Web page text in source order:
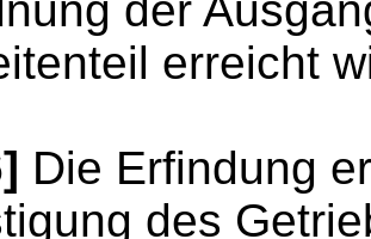
erreicht
Die Erfindung
des